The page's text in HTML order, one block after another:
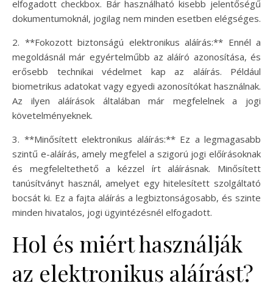
elfogadott checkbox. Bár használható kisebb jelentőségű
dokumentumoknál, jogilag nem minden esetben elégséges.
2. **Fokozott biztonságú elektronikus aláírás:** Ennél a
megoldásnál már egyértelműbb az aláíró azonosítása, és
erősebb technikai védelmet kap az aláírás. Például
biometrikus adatokat vagy egyedi azonosítókat használnak.
Az ilyen aláírások általában már megfelelnek a jogi
követelményeknek.
3. **Minősített elektronikus aláírás:** Ez a legmagasabb
szintű e-aláírás, amely megfelel a szigorú jogi előírásoknak
és megfeleltethető a kézzel írt aláírásnak. Minősített
tanúsítványt használ, amelyet egy hitelesített szolgáltató
bocsát ki. Ez a fajta aláírás a legbiztonságosabb, és szinte
minden hivatalos, jogi ügyintézésnél elfogadott.
Hol és miért használják
az elektronikus aláírást?